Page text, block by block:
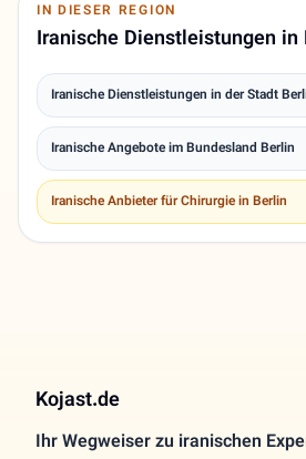
IN DIESER REGION
Iranische Dienstleistungen in
Iranische Dienstleistungen in der Stadt
Iranische Angebote im Bundesland Berlin
Iranische Anbieter für Chirurgie in Berlin
Kojast.de
Ihr Wegweiser zu iranischen